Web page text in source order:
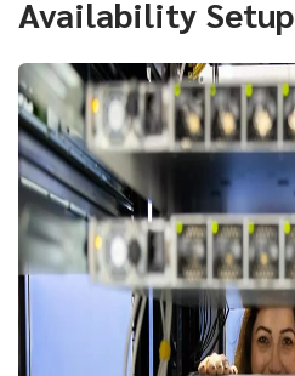
Availability Setup